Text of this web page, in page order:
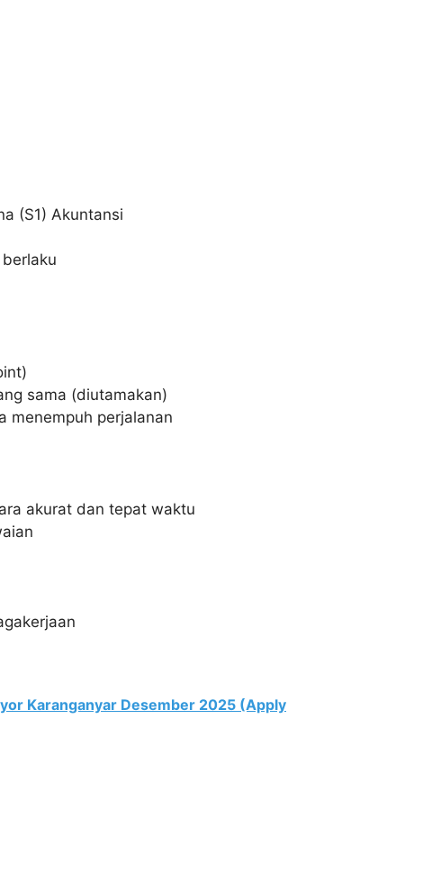
(S1) Akuntansi
sama (diutamakan)
menempuh perjalanan
akurat dan tepat waktu
Karanganyar Desember 2025 (Apply